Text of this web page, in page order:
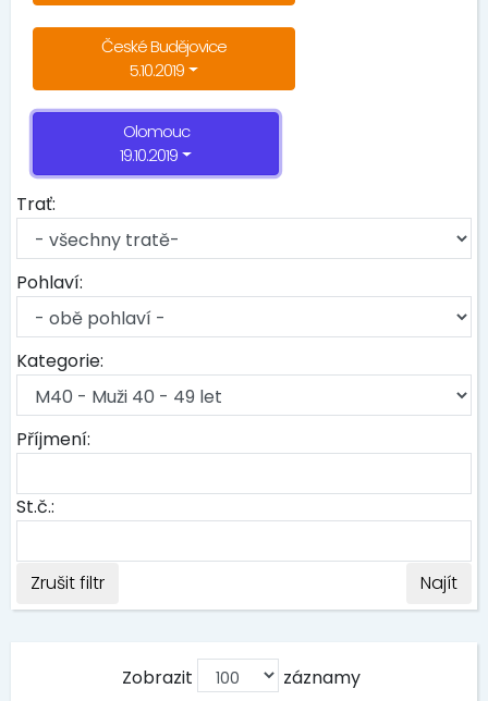
České Budějovice
5.10.2019
Olomouc
19.10.2019
Trať:
Pohlaví:
Kategorie:
Příjmení:
St.č.:
Zrušit filtr Najít
Zobrazit záznamy